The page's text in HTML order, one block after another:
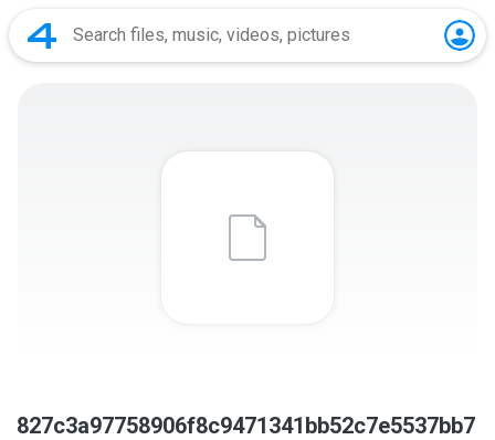
827c3a97758906f8c9471341bb52c7e5537bb7